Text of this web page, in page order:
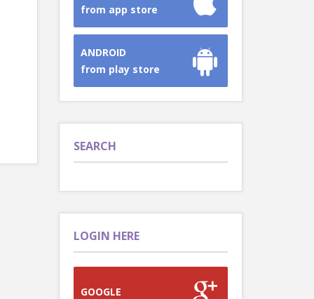
from app store
ANDROID
from play store
SEARCH
LOGIN HERE
GOOGLE